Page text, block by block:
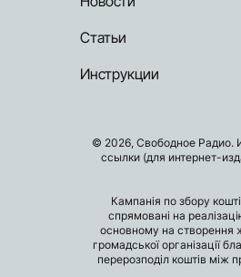
Статьи
Инструкции
© 2026, Свободное Радио.
ссылки (для интернет-
Кампанія по збору
спрямовані на
основному на створення
громадської організації
перерозподіл коштів між